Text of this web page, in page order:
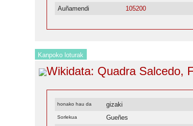
Auñamendi
105200
Kanpoko loturak
Wikidata: Quadra Salcedo,
honako hau da gizaki
Sorlekua Gueñes